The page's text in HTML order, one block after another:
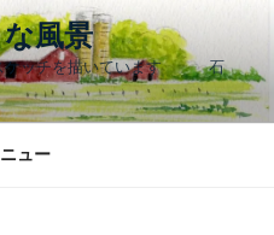
な風景
スケッチを描いています 石
ュー